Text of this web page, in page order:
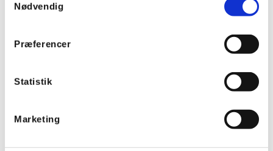
Nødvendig
Præferencer
Statistik
Marketing
forskruninger til Ex-zone 2 og 22
Ex-mærkning for eksplosive gasatmosfærer: II 3G Ex ec IIC